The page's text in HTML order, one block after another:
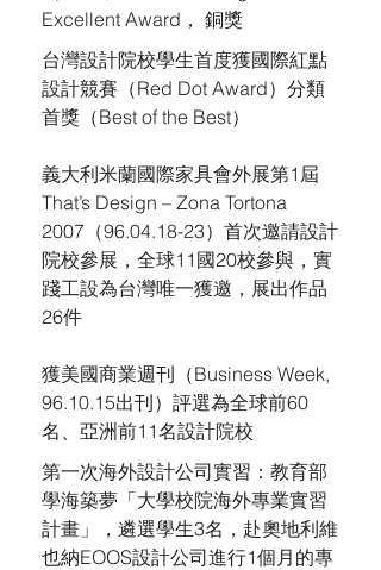
Excellent Award， 銅獎
台灣設計院校學生首度獲國際紅點
設計競賽（Red Dot Award）分類
首獎（Best of the Best）
義大利米蘭國際家具會外展第1屆
That’s Design – Zona Tortona
2007（96.04.18-23）首次邀請設計
院校參展，全球11國20校參與，實
踐工設為台灣唯一獲邀，展出作品
26件
獲美國商業週刊（Business Week,
96.10.15出刊）評選為全球前60
名、亞洲前11名設計院校
第一次海外設計公司實習：教育部
學海築夢「大學校院海外專業實習
計畫」，遴選學生3名，赴奧地利維
也納EOOS設計公司進行1個月的專